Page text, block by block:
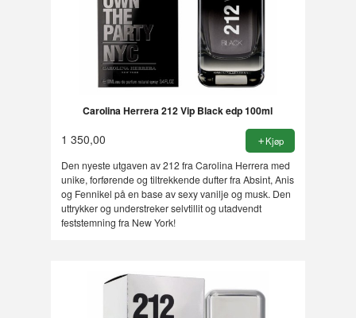
Carolina Herrera 212 Vip Black edp 100ml
1 350,00 Kjøp
Den nyeste utgaven av 212 fra Carolina Herrera med
unike, forførende og tiltrekkende dufter fra Absint, Anis
og Fennikel på en base av sexy vanilje og musk. Den
uttrykker og understreker selvtillit og utadvendt
feststemning fra New York!